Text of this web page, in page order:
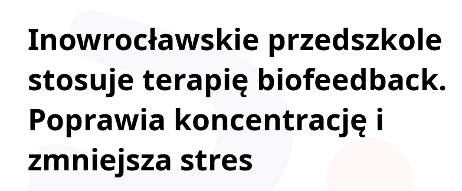
Inowrocławskie przedszkole
stosuje terapię biofeedback.
Poprawia koncentrację i
zmniejsza stres